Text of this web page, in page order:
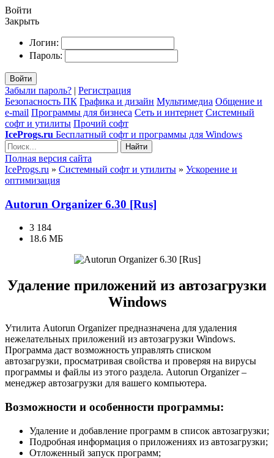
Войти
Закрыть
Логин:
Пароль:
Войти
Забыли пароль? | Регистрация
Безопасность ПК Графика и дизайн Мультимедиа Общение и
e-mail Программы для бизнеса Сеть и интернет Системный
софт и утилиты Прочий софт
IceProgs.ru Бесплатный софт и программы для Windows
Найти
Полная версия сайта
IceProgs.ru » Системный софт и утилиты » Ускорение и
оптимизация
Autorun Organizer 6.30 [Rus]
3 184
18.6 МБ
Удаление приложений из автозагрузки
Windows
Утилита Autorun Organizer предназначена для удаления
нежелательных приложений из автозагрузки Windows.
Программа даст возможность управлять списком
автозагрузки, просматривая свойства и проверяя на вирусы
программы и файлы из этого раздела. Autorun Organizer –
менеджер автозагрузки для вашего компьютера.
Возможности и особенности программы:
Удаление и добавление программ в список автозагрузки;
Подробная информация о приложениях из автозагрузки;
Отложенный запуск программ;